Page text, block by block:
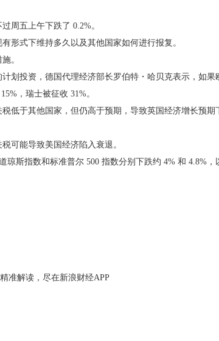
五上午下跌了 0.2%。
式下维持多久以及其他国家如何进行报复。
。
投资，德国代理经济部长罗伯特・哈贝克表示，如果
，瑞士被征收 31%。
于其他国家，但仍高于预期，导致英国经济增长预期
能导致美国经济陷入衰退。
指数和标准普尔 500 指数分别下跌约 4% 和 4.8%，
准解读，尽在新浪财经APP